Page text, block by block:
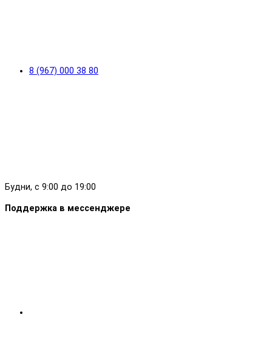
8 (967) 000 38 80
Будни, с 9:00 до 19:00
Поддержка в мессенджере